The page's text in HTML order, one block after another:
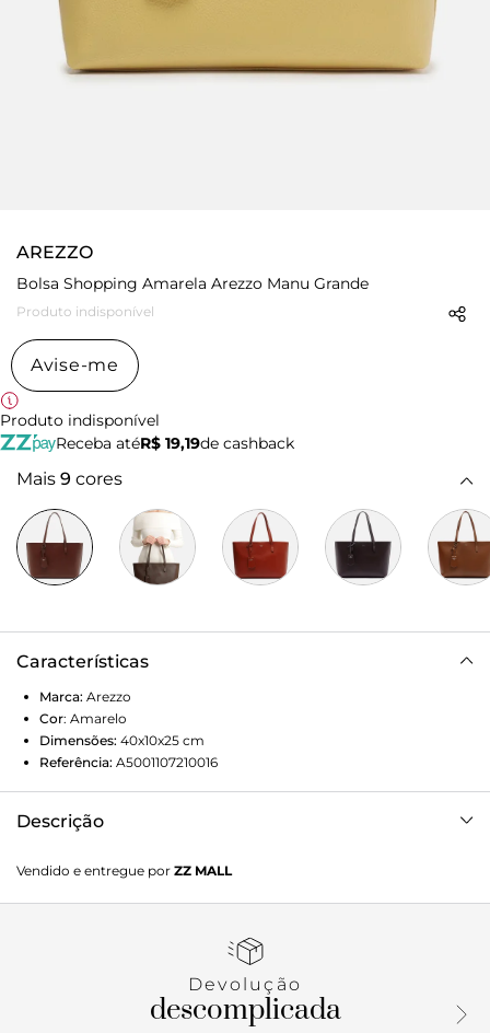
AREZZO
Bolsa Shopping Amarela Arezzo Manu Grande
Produto indisponível
Avise-me
Produto indisponível
Receba atéR$ 19,19de cashback
Mais 9 cores
Características
Marca: Arezzo
Cor: Amarelo
Dimensões: 40x10x25 cm
Referência: A5001107210016
Descrição
estruturado e acabamento texturizado. Traz duas alças de
ombro, fecho superior em zíper e puxador. Acompanha bag
Vendido e entregue por ZZ MALL
Devolução
descomplicada